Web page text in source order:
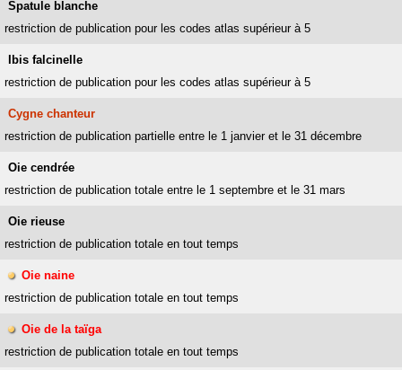
Spatule blanche
restriction de publication pour les codes atlas supérieur à 5
Ibis falcinelle
restriction de publication pour les codes atlas supérieur à 5
Cygne chanteur
restriction de publication partielle entre le 1 janvier et le 31 décembre
Oie cendrée
restriction de publication totale entre le 1 septembre et le 31 mars
Oie rieuse
restriction de publication totale en tout temps
Oie naine
restriction de publication totale en tout temps
Oie de la taïga
restriction de publication totale en tout temps